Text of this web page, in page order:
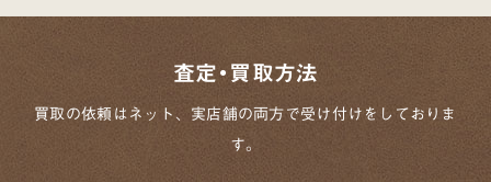
査定・買取方法
買取の依頼はネット、実店舗の両方で受け付けをしておりま
す。